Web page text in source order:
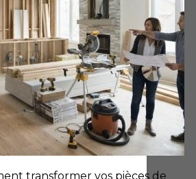
transformer vos pièces de